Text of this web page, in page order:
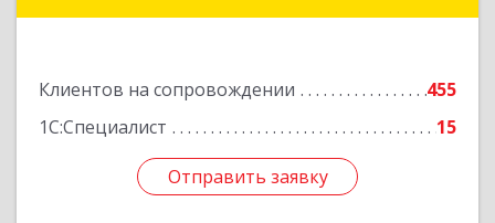
Клиентов на сопровождении
455
1С:Специалист
15
Отправить заявку
Подробнее
Отправить заявку